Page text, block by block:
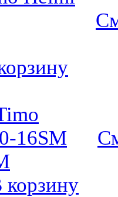
корзину